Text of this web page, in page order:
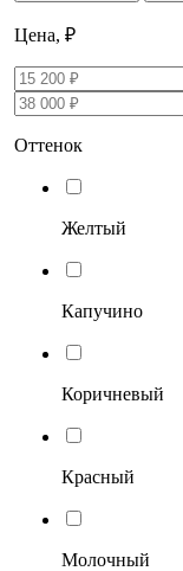
Цена, ₽
Оттенок
Желтый
Капучино
Коричневый
Красный
Молочный